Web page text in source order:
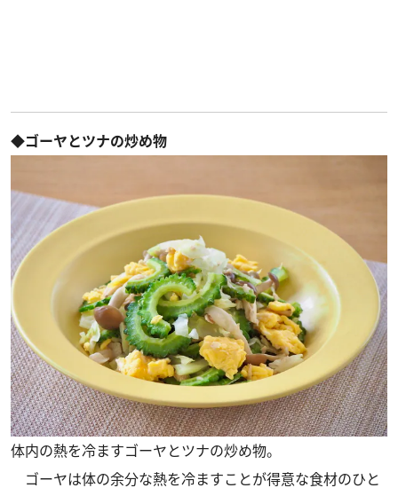
◆ゴーヤとツナの炒め物
体内の熱を冷ますゴーヤとツナの炒め物。
ゴーヤは体の余分な熱を冷ますことが得意な食材のひと